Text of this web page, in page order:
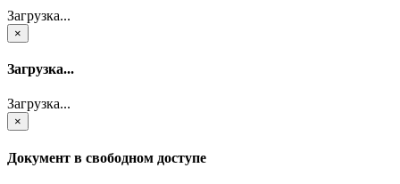
Загрузка...
×
Загрузка...
Загрузка...
×
Документ в свободном доступе